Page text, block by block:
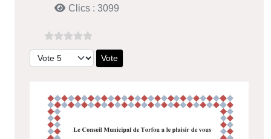
Clics : 3099
Veuillez voter